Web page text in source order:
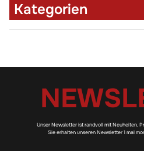
Kategorien
Unser Newsletter ist randvoll mit Neuheiten,
Sie erhalten unseren Newsletter 1 mal